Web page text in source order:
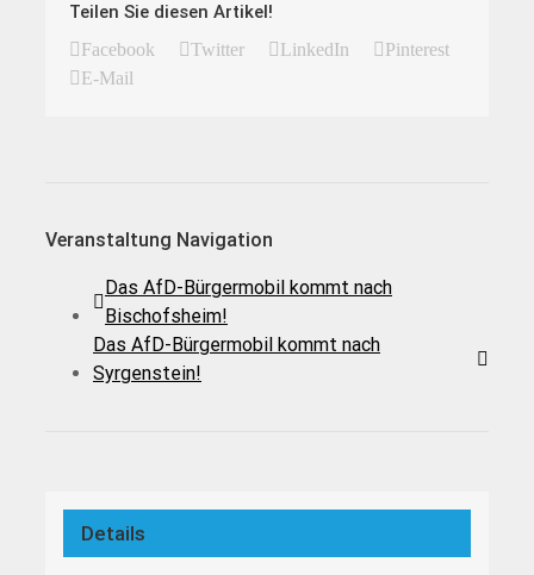
Teilen Sie diesen Artikel!
Facebook Twitter LinkedIn
Pinterest
E-Mail
Veranstaltung Navigation
Das AfD-Bürgermobil kommt nach
Bischofsheim!
Das AfD-Bürgermobil kommt nach
Syrgenstein!
Details